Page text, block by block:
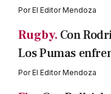
PorEl Editor Mendoza
Rugby. Con
Los Pumas
PorEl Editor Mendoza